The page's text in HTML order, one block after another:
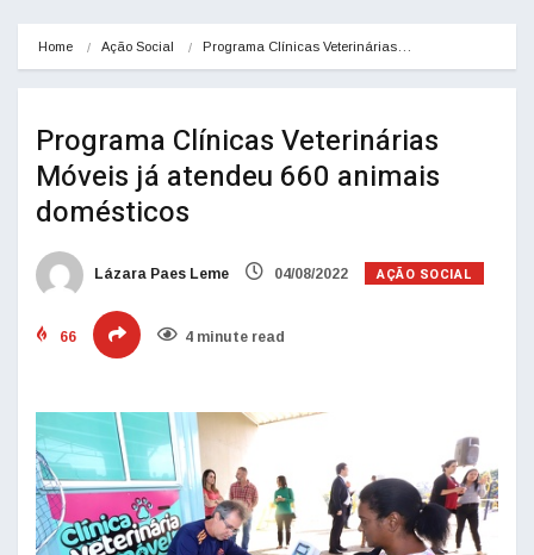
Home Ação Social Programa Clínicas Veterinárias…
Programa Clínicas Veterinárias
Móveis já atendeu 660 animais
domésticos
Lázara Paes Leme 04/08/2022 AÇÃO SOCIAL
66 4 minute read